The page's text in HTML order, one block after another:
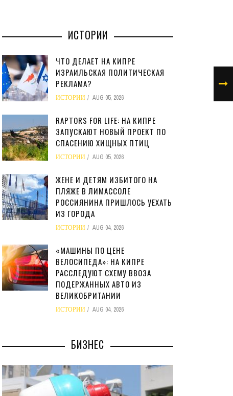
ИСТОРИИ
ЧТО ДЕЛАЕТ НА КИПРЕ
ИЗРАИЛЬСКАЯ ПОЛИТИЧЕСКАЯ
РЕКЛАМА?
ИСТОРИИ AUG 05, 2026
RAPTORS FOR LIFE: НА КИПРЕ
ЗАПУСКАЮТ НОВЫЙ ПРОЕКТ ПО
СПАСЕНИЮ ХИЩНЫХ ПТИЦ
ИСТОРИИ AUG 05, 2026
ЖЕНЕ И ДЕТЯМ ИЗБИТОГО НА
ПЛЯЖЕ В ЛИМАССОЛЕ
РОССИЯНИНА ПРИШЛОСЬ УЕХАТЬ
ИЗ ГОРОДА
ИСТОРИИ AUG 04, 2026
«МАШИНЫ ПО ЦЕНЕ
ВЕЛОСИПЕДА»: НА КИПРЕ
РАССЛЕДУЮТ СХЕМУ ВВОЗА
ПОДЕРЖАННЫХ АВТО ИЗ
ВЕЛИКОБРИТАНИИ
ИСТОРИИ AUG 04, 2026
БИЗНЕС